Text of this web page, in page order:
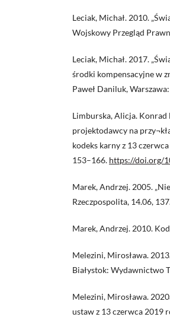
Leciak, Michał. 2010.
Wojskowy Przegląd
Leciak, Michał. 2017.
środki kompensacyjne w
Paweł Daniluk,
Limburska, Alicja. Konrad
projektodawcy na
kodeks karny z 13
153–166. https://doi.org/
Marek, Andrzej. 2005.
Rzeczpospolita, 14.06,
Marek, Andrzej. 2010.
Melezini, Mirosława.
Białystok: Wydawnictwo
Melezini, Mirosława.
ustaw z 13 czerwca 2019